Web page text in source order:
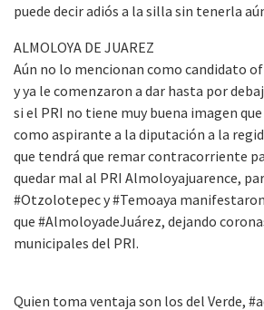
puede decir adiós a la silla sin tenerla
ALMOLOYA DE JUAREZ
Aún no lo mencionan como candidato
y ya le comenzaron a dar hasta por
si el PRI no tiene muy buena imagen
como aspirante a la diputación a la
que tendrá que remar contracorriente
quedar mal al PRI Almoloyajuarence,
#Otzolotepec y #Temoaya
que #AlmoloyadeJuárez, dejando
municipales del PRI.
Quien toma ventaja son los del Verde,